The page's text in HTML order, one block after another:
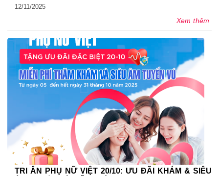
12/11/2025
Xem thêm
TRI ÂN PHỤ NỮ VIỆT 20/10: ƯU ĐÃI KHÁM & SIÊU